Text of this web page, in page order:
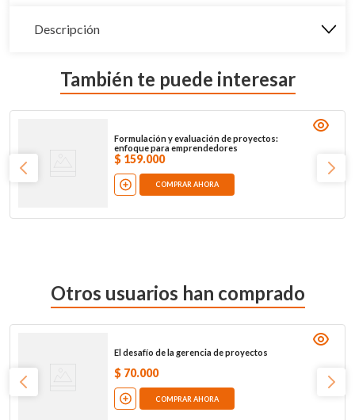
Descripción
También te puede interesar
Formulación y evaluación de proyectos:
enfoque para emprendedores
$ 159.000
COMPRAR AHORA
Otros usuarios han comprado
El desafío de la gerencia de proyectos
$ 70.000
COMPRAR AHORA